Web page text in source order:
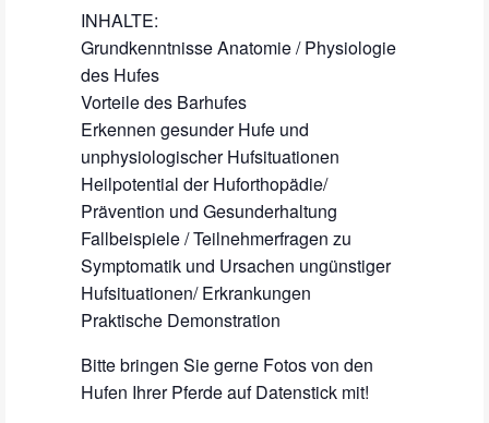
INHALTE:
Grundkenntnisse Anatomie / Physiologie
des Hufes
Vorteile des Barhufes
Erkennen gesunder Hufe und
unphysiologischer Hufsituationen
Heilpotential der Huforthopädie/
Prävention und Gesunderhaltung
Fallbeispiele / Teilnehmerfragen zu
Symptomatik und Ursachen ungünstiger
Hufsituationen/ Erkrankungen
Praktische Demonstration
Bitte bringen Sie gerne Fotos von den
Hufen Ihrer Pferde auf Datenstick mit!